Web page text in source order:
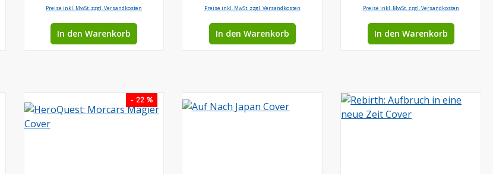
Preise inkl. MwSt. zzgl. Versandkosten
In den Warenkorb
Preise inkl. MwSt. zzgl. Versandkosten
In den Warenkorb
Preise inkl. MwSt. zzgl. Versandkosten
In den Warenkorb
- 22 %